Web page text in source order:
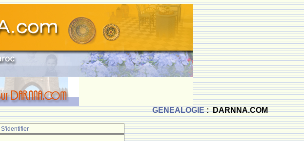
GENEALOGIE: DARNNA.COM
S'identifier